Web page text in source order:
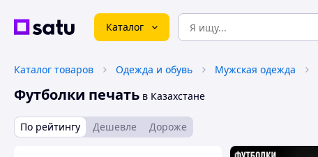
Каталог
Каталог товаров Одежда и обувь Мужская одежда
Футболки печать в Казахстане
По рейтингу Дешевле Дороже